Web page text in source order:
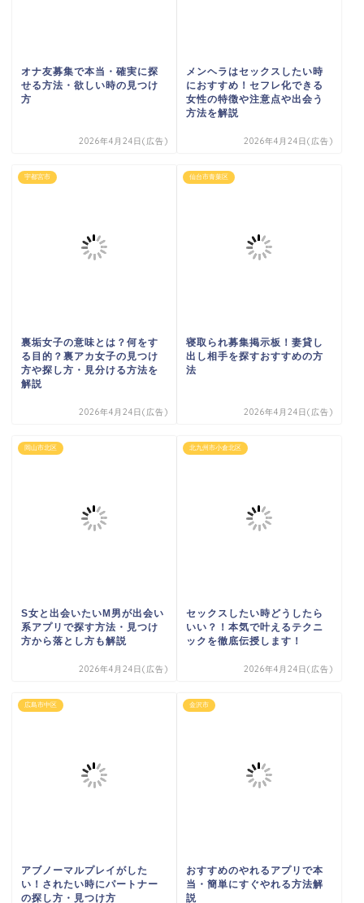
オナ友募集で本当・確実に探
せる方法・欲しい時の見つけ
方
2026年4月24日(広告)
メンヘラはセックスしたい時
におすすめ！セフレ化できる
女性の特徴や注意点や出会う
方法を解説
2026年4月24日(広告)
宇都宮市
裏垢女子の意味とは？何をす
る目的？裏アカ女子の見つけ
方や探し方・見分ける方法を
解説
2026年4月24日(広告)
仙台市青葉区
寝取られ募集掲示板！妻貸し
出し相手を探すおすすめの方
法
2026年4月24日(広告)
岡山市北区
S女と出会いたいM男が出会い
系アプリで探す方法・見つけ
方から落とし方も解説
2026年4月24日(広告)
北九州市小倉北区
セックスしたい時どうしたら
いい？！本気で叶えるテクニ
ックを徹底伝授します！
2026年4月24日(広告)
広島市中区
アブノーマルプレイがした
い！されたい時にパートナー
の探し方・見つけ方
金沢市
おすすめのやれるアプリで本
当・簡単にすぐやれる方法解
説